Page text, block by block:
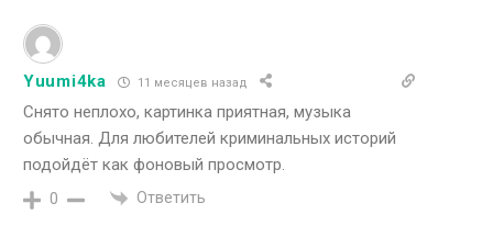
Yuumi4ka 11 месяцев назад
Снято неплохо, картинка приятная, музыка
обычная. Для любителей криминальных историй
подойдёт как фоновый просмотр.
0 Ответить